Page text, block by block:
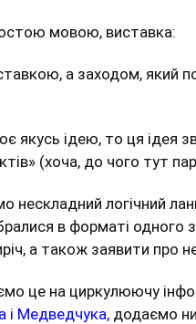
мовою, виставка:
а заходом, який
якусь ідею, то ця ідея
(хоча, до чого тут
нескладний логічний
в форматі
а також заявити про
це на циркулюючу
і Медведчука, додаємо